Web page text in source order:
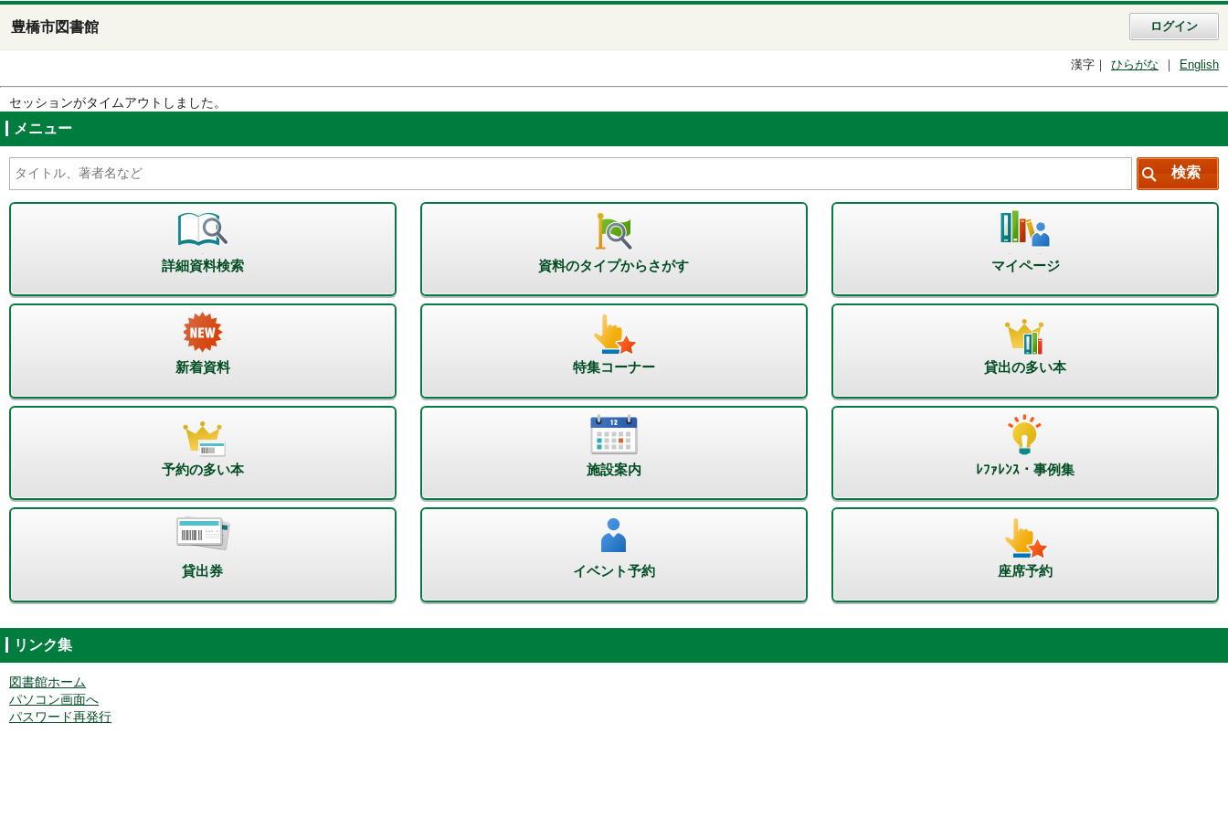
豊橋市図書館 ログイン
漢字 ひらがな English
セッションがタイムアウトしました。
メニュー
詳細資料検索 資料のタイプからさがす マイページ
新着資料 特集コーナー 貸出の多い本
予約の多い本 施設案内 ﾚﾌｧﾚﾝｽ・事例集
貸出券 イベント予約 座席予約
リンク集
図書館ホーム
パソコン画面へ
パスワード再発行